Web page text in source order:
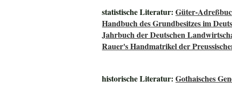
statistische Literatur:Güter-
Handbuch des Grundbesitzes im
Jahrbuch der Deutschen
Rauer's Handmatrikel der
historische Literatur:Gothaisches